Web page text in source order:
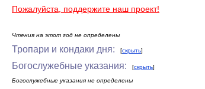
Пожалуйста, поддержите наш проект!
Чтения на этот год не определены
Тропари и кондаки дня: [скрыть]
Богослужебные указания: [скрыть]
Богослужебные указания не определены